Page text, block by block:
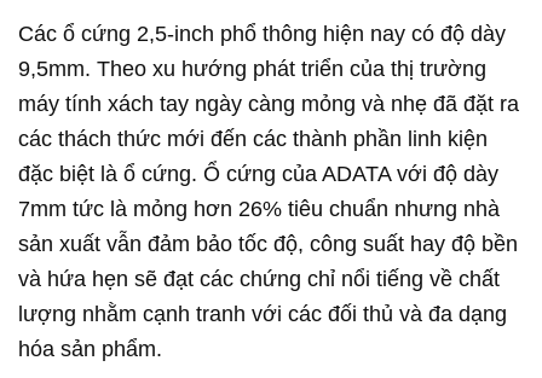
Các ổ cứng 2,5-inch phổ thông hiện nay có độ dày
9,5mm. Theo xu hướng phát triển của thị trường
máy tính xách tay ngày càng mỏng và nhẹ đã đặt ra
các thách thức mới đến các thành phần linh kiện
đặc biệt là ổ cứng. Ổ cứng của ADATA với độ dày
7mm tức là mỏng hơn 26% tiêu chuẩn nhưng nhà
sản xuất vẫn đảm bảo tốc độ, công suất hay độ bền
và hứa hẹn sẽ đạt các chứng chỉ nổi tiếng về chất
lượng nhằm cạnh tranh với các đối thủ và đa dạng
hóa sản phẩm.